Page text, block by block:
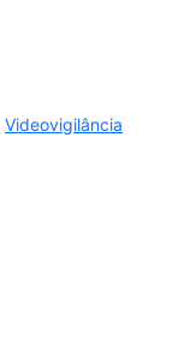
Videovigilância